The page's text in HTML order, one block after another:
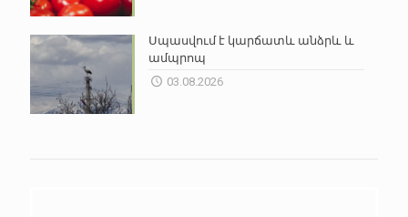
Սպասվում է կարճատև անձրև և
ամպրոպ
03.08.2026